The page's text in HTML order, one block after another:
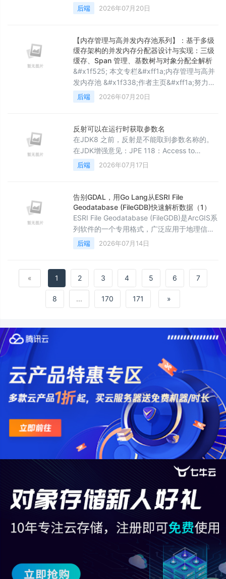
法》 《C&#43;&#43;知识内容》 《Linux系统
知识》 《算法刷题指南》 《测评文章活动推
库学习》 ✨逆境不吐心中苦,顺境不忘来时路!✨
&#x1f3ac; 博主简介: 在Web开发中,数据库几
乎是所有业务系
后端 2026年07月20日
【内存管理与高并发内存池系列】：基于多级
缓存架构的并发内存分配器设计与实现：三级
缓存、Span 管理、基数树与对象分配全解析
&#x1f525; 本文专栏&#xff1a;内存管理与高并
发内存池 &#x1f338;作者主页&#xff1a;努力努
力再努力wz &#x1f4aa; 今日博客励志语录
&#xff1a;人最怕的不是走得慢&#xff0c;而是一
前置知识&#xff1a; 定长内存池 思维导图 高并
发内存池三级缓存架构图 引入在此前的学习中
&#xff0c;我们
后端 2026年07月20日
反射可以在运行时获取参数名
在JDK8 之前，反射是不能取到参数名称的。
在JDK增强意见：JPE 118：Access to
Parameter Names at Runtime中指出，在
Java8中我们终于可以通过反射来获取方法的
（原先通常使用注解来实现） 可以提高IDE的
功能 JDK8前获取参数名的方法 通过注解来实
现 因为Java8之前不提供获取参数名称的功
能，大部分实现
后端 2026年07月17日
告别GDAL，用Go Lang从ESRI File
Geodatabase (FileGDB)快速解析数据（1）
ESRI File Geodatabase (FileGDB)是ArcGIS系
列软件的一个专用格式，广泛应用于地理信息
领域，近期新出台的《国土空间总体规划编制
指南》也要求统一采用GDB数据库进行数据汇
我们国家的指定格式难免会让其它公司束手无
ArcGIS软件。 作为小厂商，由于技术和商业方
面的限制，很难再进行自定义二次
后端 2026年07月14日
« 1 2 3 4 5 6 7
8 ... 170 171 »